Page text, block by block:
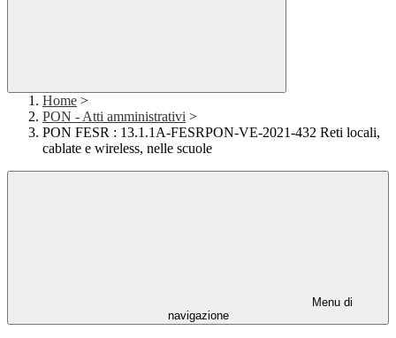
Home >
PON - Atti amministrativi >
PON FESR : 13.1.1A-FESRPON-VE-2021-432 Reti locali,
cablate e wireless, nelle scuole
Menu di
navigazione